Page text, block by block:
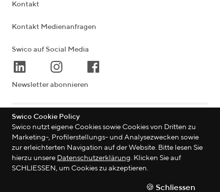
Kontakt
Kontakt Medienanfragen
Swico auf Social Media
Newsletter abonnieren
Lagerstrasse 33 8004 Zürich | Schweiz
©2026 Swico
Swico Cookie Policy
Swico nutzt eigene Cookies sowie Cookies von Dritten zu
Marketing-, Profilerstellungs- und Analysezwecken sowie
zur erleichterten Navigation auf der Website. Bitte lesen Sie
hierzu unsere Datenschutzerklärung. Klicken Sie auf
SCHLIESSEN, um Cookies zu akzeptieren.
🍪 Schliessen